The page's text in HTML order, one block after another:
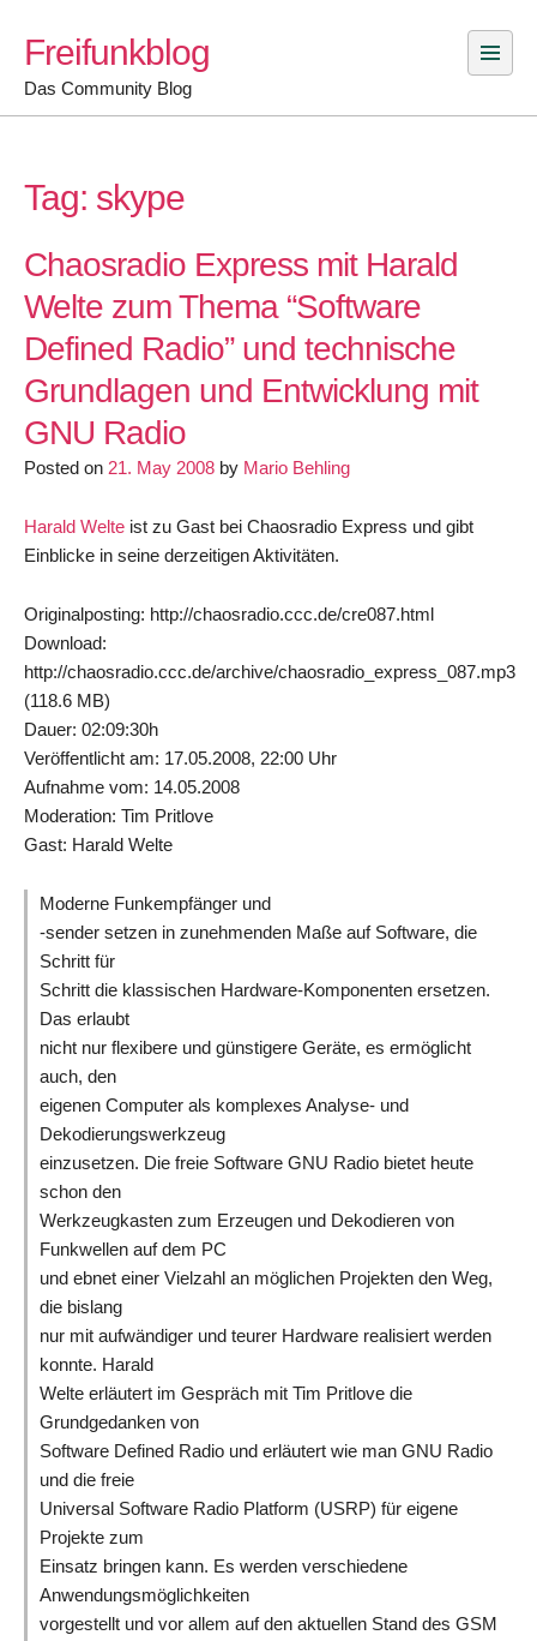
content
Freifunkblog
Das Community Blog
Tag: skype
Chaosradio Express mit Harald
Welte zum Thema “Software
Defined Radio” und technische
Grundlagen und Entwicklung mit
GNU Radio
Posted on 21. May 2008 by Mario Behling
Harald Welte ist zu Gast bei Chaosradio Express und gibt
Einblicke in seine derzeitigen Aktivitäten.
Originalposting: http://chaosradio.ccc.de/cre087.html
Download:
http://chaosradio.ccc.de/archive/chaosradio_express_087.mp3
(118.6 MB)
Dauer: 02:09:30h
Veröffentlicht am: 17.05.2008, 22:00 Uhr
Aufnahme vom: 14.05.2008
Moderation: Tim Pritlove
Gast: Harald Welte
Moderne Funkempfänger und
-sender setzen in zunehmenden Maße auf Software, die
Schritt für
Schritt die klassischen Hardware-Komponenten ersetzen.
Das erlaubt
nicht nur flexibere und günstigere Geräte, es ermöglicht
auch, den
eigenen Computer als komplexes Analyse- und
Dekodierungswerkzeug
einzusetzen. Die freie Software GNU Radio bietet heute
schon den
Werkzeugkasten zum Erzeugen und Dekodieren von
Funkwellen auf dem PC
und ebnet einer Vielzahl an möglichen Projekten den Weg,
die bislang
nur mit aufwändiger und teurer Hardware realisiert werden
konnte. Harald
Welte erläutert im Gespräch mit Tim Pritlove die
Grundgedanken von
Software Defined Radio und erläutert wie man GNU Radio
und die freie
Universal Software Radio Platform (USRP) für eigene
Projekte zum
Einsatz bringen kann. Es werden verschiedene
Anwendungsmöglichkeiten
vorgestellt und vor allem auf den aktuellen Stand des GSM